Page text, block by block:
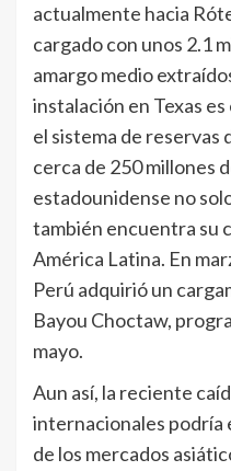
actualmente hacia
cargado con unos 2.1
amargo medio
instalación en Texas
el sistema de reservas
cerca de 250 millones
estadounidense no
también encuentra su
América Latina. En
Perú adquirió un
Bayou Choctaw,
mayo.
Aun así, la reciente
internacionales podría
de los mercados